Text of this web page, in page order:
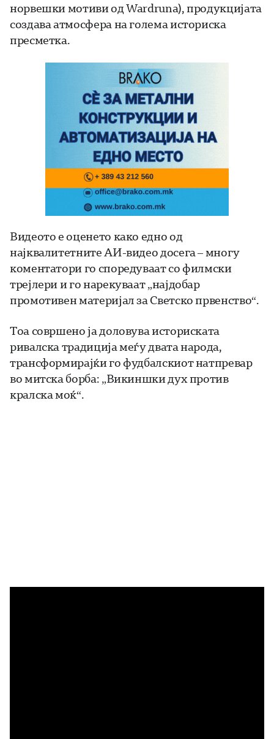
норвешки мотиви од Wardruna), продукцијата
создава атмосфера на голема историска
пресметка.
Видеото е оценето како едно од
најквалитетните АИ-видео досега – многу
коментатори го споредуваат со филмски
трејлери и го нарекуваат „најдобар
промотивен материјал за Светско првенство“.
Тоа совршено ја доловува историската
ривалска традиција меѓу двата народа,
трансформирајќи го фудбалскиот натпревар
во митска борба: „Викиншки дух против
кралска моќ“.